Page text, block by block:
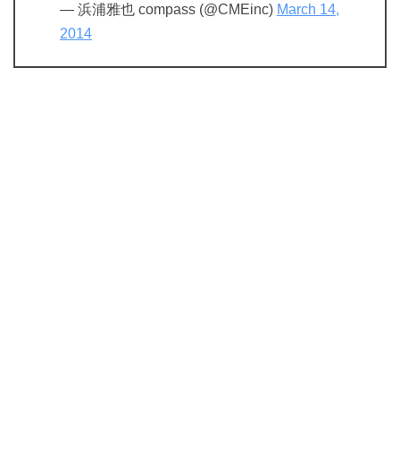
— 浜浦雅也 compass (@CMEinc) March 14,
2014